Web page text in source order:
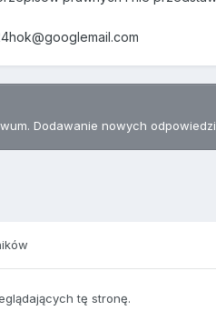
Dodawanie nowych
tę stronę.